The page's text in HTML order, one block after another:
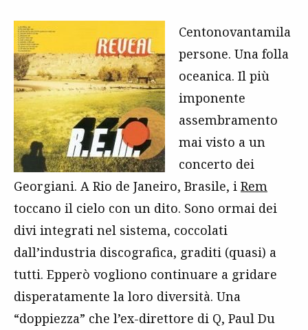
Centonovantamila
persone. Una folla
oceanica. Il più
imponente
assembramento
mai visto a un
concerto dei
Georgiani. A Rio de Janeiro, Brasile, i Rem
toccano il cielo con un dito. Sono ormai dei
divi integrati nel sistema, coccolati
dall’industria discografica, graditi (quasi) a
tutti. Epperò vogliono continuare a gridare
disperatamente la loro diversità. Una
“doppiezza” che l’ex-direttore di Q, Paul Du